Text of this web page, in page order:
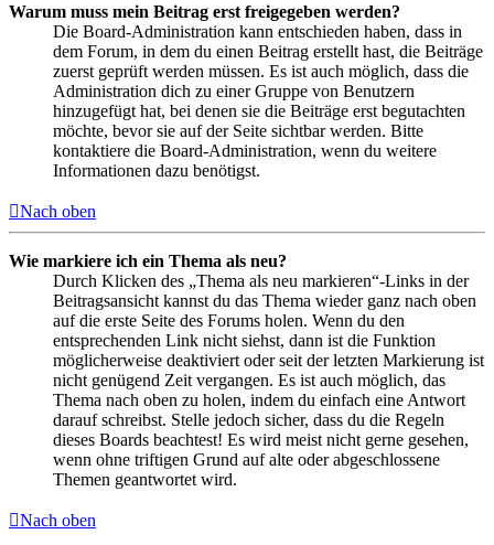
Warum muss mein Beitrag erst freigegeben werden?
Die Board-Administration kann entschieden haben, dass in
dem Forum, in dem du einen Beitrag erstellt hast, die Beiträge
zuerst geprüft werden müssen. Es ist auch möglich, dass die
Administration dich zu einer Gruppe von Benutzern
hinzugefügt hat, bei denen sie die Beiträge erst begutachten
möchte, bevor sie auf der Seite sichtbar werden. Bitte
kontaktiere die Board-Administration, wenn du weitere
Informationen dazu benötigst.
Nach oben
Wie markiere ich ein Thema als neu?
Durch Klicken des „Thema als neu markieren“-Links in der
Beitragsansicht kannst du das Thema wieder ganz nach oben
auf die erste Seite des Forums holen. Wenn du den
entsprechenden Link nicht siehst, dann ist die Funktion
möglicherweise deaktiviert oder seit der letzten Markierung ist
nicht genügend Zeit vergangen. Es ist auch möglich, das
Thema nach oben zu holen, indem du einfach eine Antwort
darauf schreibst. Stelle jedoch sicher, dass du die Regeln
dieses Boards beachtest! Es wird meist nicht gerne gesehen,
wenn ohne triftigen Grund auf alte oder abgeschlossene
Themen geantwortet wird.
Nach oben